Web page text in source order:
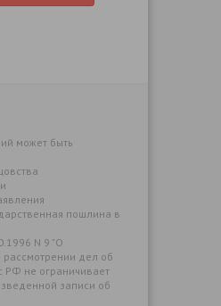
может быть
пошлина в
N 9 "О
дел об
РФ не ограничивает
записи об